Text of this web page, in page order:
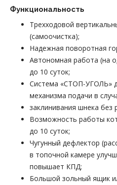
Функциональность
Трехходовой
(самоочистка);
Надежная поворотная
Автономная работа (на
до 10 суток;
Система «СТОП-УГОЛЬ»
механизма подачи в
заклинивания шнека без
Возможность работы
до 10 суток;
Чугунный дефлектор
в топочной камере
повышает КПД;
Большой зольный ящик